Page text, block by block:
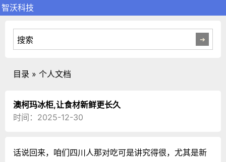
智沃科技
目录 » 个人文档
澳柯玛冰柜,让食材新鲜更长久
时间：2025-12-30
话说回来，咱们四川人那对吃可是讲究得很，尤其是新